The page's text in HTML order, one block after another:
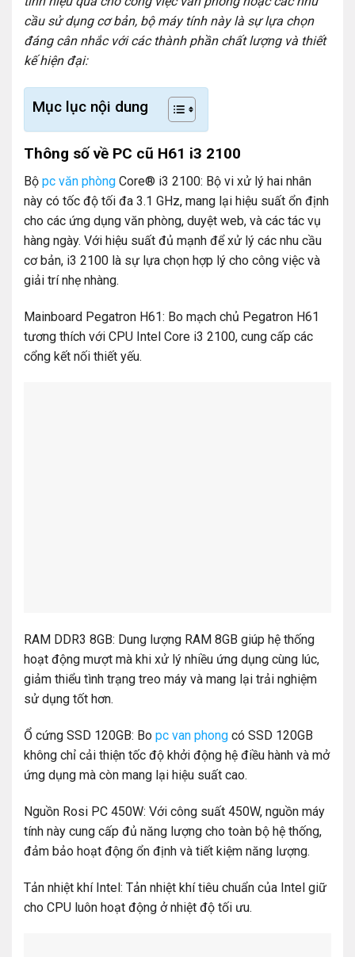
cầu sử dụng cơ bản, bộ máy tính này là sự lựa chọn
đáng cân nhắc với các thành phần chất lượng và thiết
kế hiện đại:
Mục lục nội dung
Thông số về PC cũ H61 i3 2100
Bộ pc văn phòng Core® i3 2100: Bộ vi xử lý hai nhân
này có tốc độ tối đa 3.1 GHz, mang lại hiệu suất ổn định
cho các ứng dụng văn phòng, duyệt web, và các tác vụ
hàng ngày. Với hiệu suất đủ mạnh để xử lý các nhu cầu
cơ bản, i3 2100 là sự lựa chọn hợp lý cho công việc và
giải trí nhẹ nhàng.
Mainboard Pegatron H61: Bo mạch chủ Pegatron H61
tương thích với CPU Intel Core i3 2100, cung cấp các
cổng kết nối thiết yếu.
RAM DDR3 8GB: Dung lượng RAM 8GB giúp hệ thống
hoạt động mượt mà khi xử lý nhiều ứng dụng cùng lúc,
giảm thiểu tình trạng treo máy và mang lại trải nghiệm
sử dụng tốt hơn.
Ổ cứng SSD 120GB: Bo pc van phong có SSD 120GB
không chỉ cải thiện tốc độ khởi động hệ điều hành và mở
ứng dụng mà còn mang lại hiệu suất cao.
Nguồn Rosi PC 450W: Với công suất 450W, nguồn máy
tính này cung cấp đủ năng lượng cho toàn bộ hệ thống,
đảm bảo hoạt động ổn định và tiết kiệm năng lượng.
Tản nhiệt khí Intel: Tản nhiệt khí tiêu chuẩn của Intel giữ
cho CPU luôn hoạt động ở nhiệt độ tối ưu.